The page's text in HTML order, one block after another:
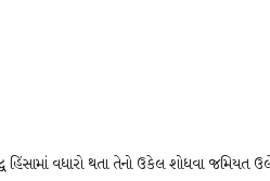
વધારો થતા તેનો ઉકેલ શોધવા જમિયત